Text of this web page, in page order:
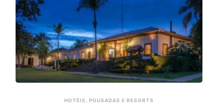
HOTÉIS, POUSADAS E RESORTS